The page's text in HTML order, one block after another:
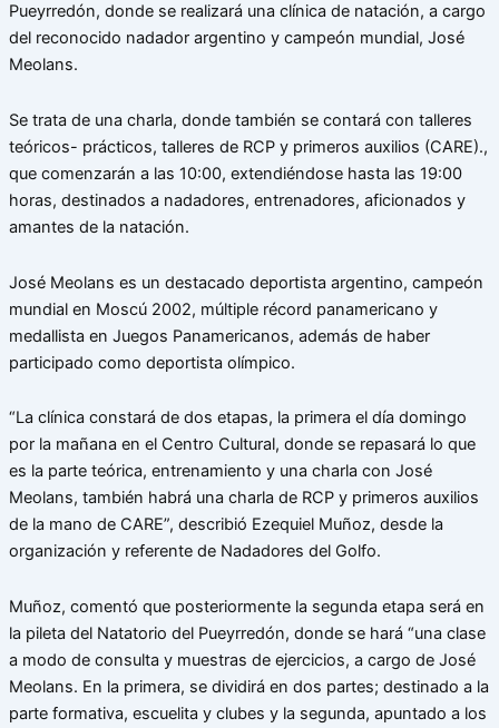
Pueyrredón, donde se realizará una clínica de natación, a cargo
del reconocido nadador argentino y campeón mundial, José
Meolans.
Se trata de una charla, donde también se contará con talleres
teóricos- prácticos, talleres de RCP y primeros auxilios (CARE).,
que comenzarán a las 10:00, extendiéndose hasta las 19:00
horas, destinados a nadadores, entrenadores, aficionados y
amantes de la natación.
José Meolans es un destacado deportista argentino, campeón
mundial en Moscú 2002, múltiple récord panamericano y
medallista en Juegos Panamericanos, además de haber
participado como deportista olímpico.
“La clínica constará de dos etapas, la primera el día domingo
por la mañana en el Centro Cultural, donde se repasará lo que
es la parte teórica, entrenamiento y una charla con José
Meolans, también habrá una charla de RCP y primeros auxilios
de la mano de CARE”, describió Ezequiel Muñoz, desde la
organización y referente de Nadadores del Golfo.
Muñoz, comentó que posteriormente la segunda etapa será en
la pileta del Natatorio del Pueyrredón, donde se hará “una clase
a modo de consulta y muestras de ejercicios, a cargo de José
Meolans. En la primera, se dividirá en dos partes; destinado a la
parte formativa, escuelita y clubes y la segunda, apuntado a los